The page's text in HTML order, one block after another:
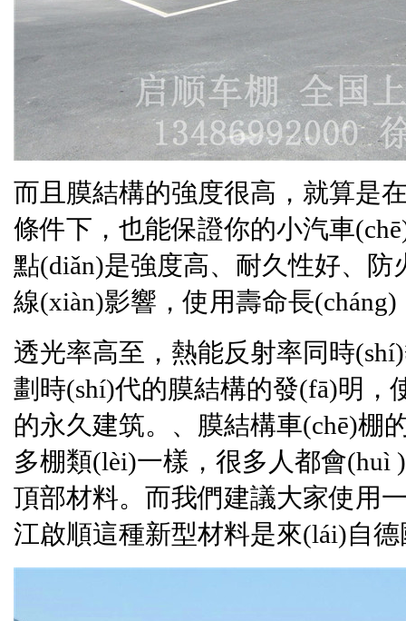
而且 膜結構的強度很高，就算
條件下，也能保證你的小汽車
點(diǎn)是強度高、耐久性好、防火
線(xiàn)影響，使用壽命長(cháng)
透光率高至，熱能反射率同時
劃時(shí)代的膜結構的發(fā)明，
的永久建筑。、 膜結構車(chē)棚
多棚類(lèi)一樣，很多人都會
頂部材料。而我們建議大家使用
江啟順這種新型材料是來(lái)自德